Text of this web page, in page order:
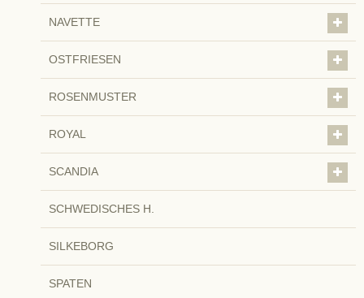
NAVETTE
OSTFRIESEN
ROSENMUSTER
ROYAL
SCANDIA
SCHWEDISCHES H.
SILKEBORG
SPATEN